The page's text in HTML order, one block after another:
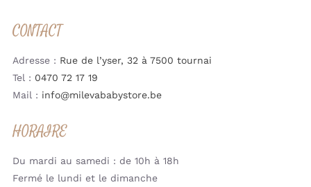
CONTACT
Adresse : Rue de l’yser, 32 à 7500 tournai
Tel : 0470 72 17 19
Mail : info@milevababystore.be
HORAIRE
Du mardi au samedi : de 10h à 18h
Fermé le lundi et le dimanche